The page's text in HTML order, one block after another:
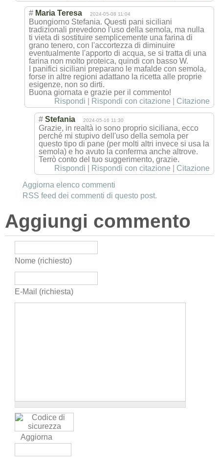
# Maria Teresa 2024-05-08 11:04
Buongiorno Stefania. Questi pani siciliani
tradizionali prevedono l'uso della semola, ma nulla
ti vieta di sostituire semplicemente una farina di
grano tenero, con l'accortezza di diminuire
eventualmente l'apporto di acqua, se si tratta di una
farina non molto proteica, quindi con basso W.
I panifici siciliani preparano le mafalde con semola,
forse in altre regioni adattano la ricetta alle proprie
esigenze, non so dirti.
Buona giornata e grazie per il commento!
Rispondi
Rispondi con citazione Citazione
# Stefania 2024-05-16 11:30
Grazie, in realtà io sono proprio siciliana, ecco
perché mi stupivo dell'uso della semola per
questo tipo di pane (per molti altri invece si usa la
semola) e ho avuto la conferma anche altrove.
Terrò conto del tuo suggerimento, grazie.
Rispondi
Rispondi con citazione
Citazione
Aggiorna elenco commenti
RSS feed dei commenti di questo post.
Aggiungi commento
Nome (richiesto)
E-Mail (richiesta)
Aggiorna